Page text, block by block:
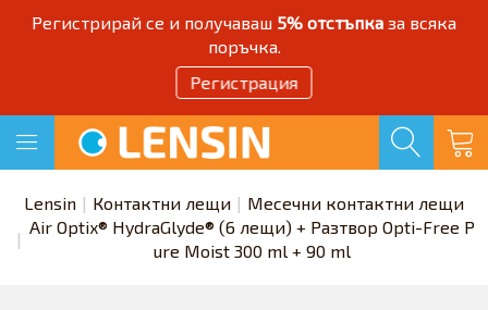
Регистрирай се и получаваш 5% отстъпка за всяка
поръчка.
Регистрация
Lensin Контактни лещи
Месечни контактни лещи
Air Optix® HydraGlyde® (6 лещи) + Разтвор Opti-Free P
ure Moist 300 ml + 90 ml